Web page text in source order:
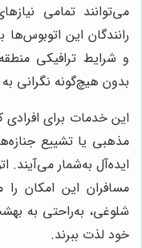
می‌توانند تمامی
رانندگان این
و شرایط ترافیکی
بدون هیچ‌گونه نگرانی
این خدمات برای
مذهبی یا تشییع
ایده‌آل به‌شمار می‌آیند.
مسافران این امکان
شلوغی، به‌راحتی به
خود لذت ببرند.